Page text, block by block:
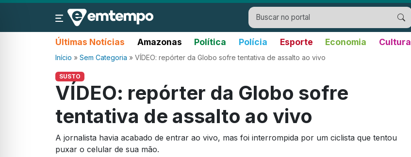
Últimas Notícias Amazonas Política Polícia Esporte Economia Cultura
Início » Sem Categoria » VÍDEO: repórter da Globo sofre tentativa de assalto ao vivo
SUSTO
VÍDEO: repórter da Globo sofre
tentativa de assalto ao vivo
A jornalista havia acabado de entrar ao vivo, mas foi interrompida por um ciclista que tentou
puxar o celular de sua mão.